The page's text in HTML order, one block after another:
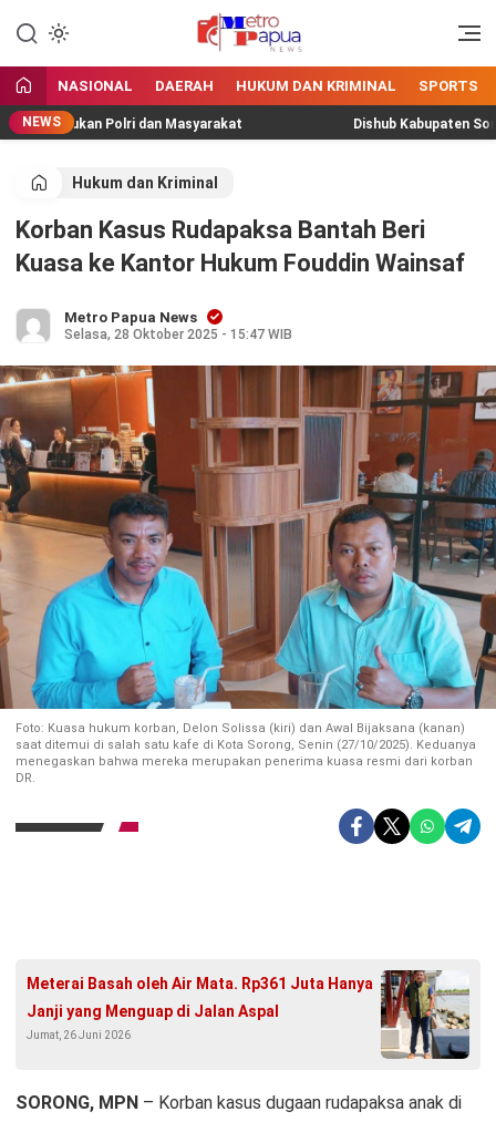
MetroPapua News
Jangan Gentar Bicara Benar
NASIONAL DAERAH HUKUM DAN KRIMINAL SPORTS
NEWS
Satukan Polri dan Masyarakat Dishub Kabupaten
Hukum dan Kriminal
Korban Kasus Rudapaksa Bantah Beri
Kuasa ke Kantor Hukum Fouddin Wainsaf
Metro Papua News
Selasa, 28 Oktober 2025 - 15:47 WIB
Foto: Kuasa hukum korban, Delon Solissa (kiri) dan Awal Bijaksana (kanan)
saat ditemui di salah satu kafe di Kota Sorong, Senin (27/10/2025). Keduanya
menegaskan bahwa mereka merupakan penerima kuasa resmi dari korban
DR.
Meterai Basah oleh Air Mata. Rp361 Juta Hanya
Janji yang Menguap di Jalan Aspal
Jumat, 26 Juni 2026
SORONG, MPN – Korban kasus dugaan rudapaksa anak di